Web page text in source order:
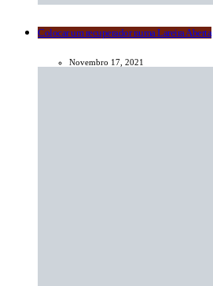
Colocar um recuperador numa Lareira Aberta
Novembro 17, 2021